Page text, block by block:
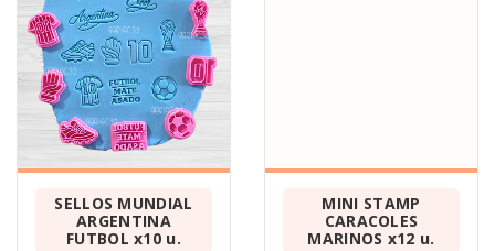
SELLOS MUNDIAL
ARGENTINA
FUTBOL x10 u.
MINI STAMP
CARACOLES
MARINOS x12 u.